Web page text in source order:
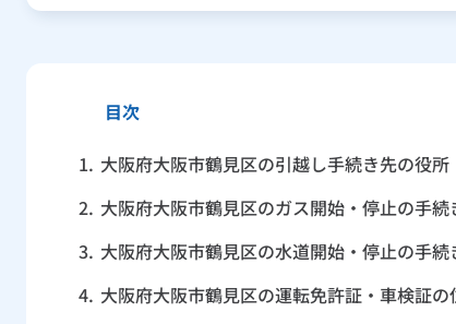
目次
1. 大阪府大阪市鶴見区の引越し手続き先の役所
2. 大阪府大阪市鶴見区のガス開始・停止の手続
3. 大阪府大阪市鶴見区の水道開始・停止の手続
4. 大阪府大阪市鶴見区の運転免許証・車検証